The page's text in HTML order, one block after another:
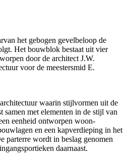
het gebogen gevelbeloop de
Het bouwblok bestaat uit vier
door de architect J.W.
voor de meestersmid E.
waarin stijlvormen uit de
samen met elementen in de stijl van
eenheid ontworpen woon-
en een kapverdieping in het
parterre wordt in beslag genomen
daarnaast.